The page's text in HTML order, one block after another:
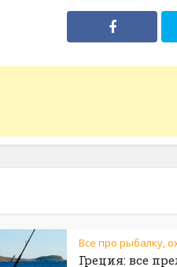
Все про рыбалку,
Греция: все